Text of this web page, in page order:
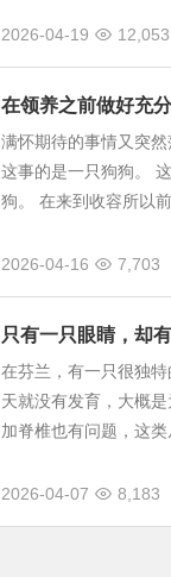
2026-04-19 12,053
在领养之前做好充
满怀期待的事情又突
这事的是一只狗狗。
狗。 在来到收容所以
2026-04-16 7,703
只有一只眼睛，却
在芬兰，有一只很独
天就没有发育，大概
加脊椎也有问题，这类
2026-04-07 8,183